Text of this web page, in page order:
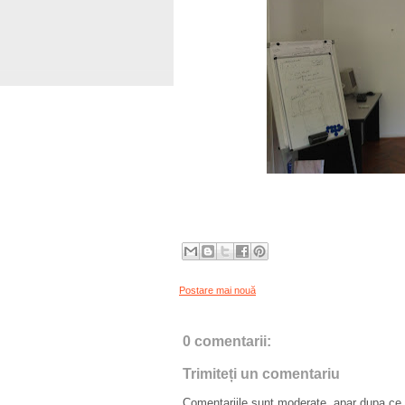
Postare mai nouă
0 comentarii:
Trimiteți un comentariu